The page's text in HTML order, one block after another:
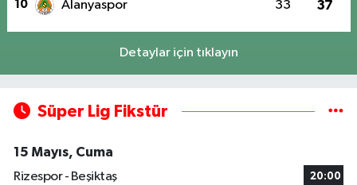
10 Alanyaspor 33 37
Detaylar için tıklayın
Süper Lig Fikstür
15 Mayıs, Cuma
Rizespor - Beşiktaş
20:00